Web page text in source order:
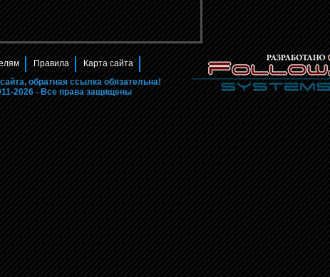
Правила
Карта сайта
обратная ссылка обязательна!
2026 - Все права защищены